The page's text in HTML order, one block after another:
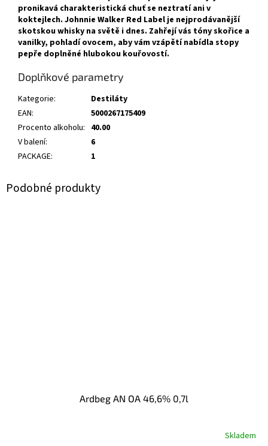
pronikavá charakteristická chuť se neztratí ani v
koktejlech. Johnnie Walker Red Label je nejprodávanější
skotskou whisky na světě i dnes. Zahřejí vás tóny skořice a
vanilky, pohladí ovocem, aby vám vzápětí nabídla stopy
pepře doplněné hlubokou kouřovostí.
Doplňkové parametry
Kategorie:
Destiláty
EAN:
5000267175409
Procento alkoholu: 40.00
V balení:
6
PACKAGE: 1
Ardbeg AN OA 46,6% 0,7l
Skladem